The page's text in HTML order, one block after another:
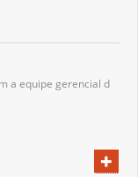
a equipe gerencial d
+